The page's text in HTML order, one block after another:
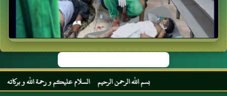
بسم الله الرحمن الرحيم السلام عليكم و رحمة الله و بركاته مرحبا